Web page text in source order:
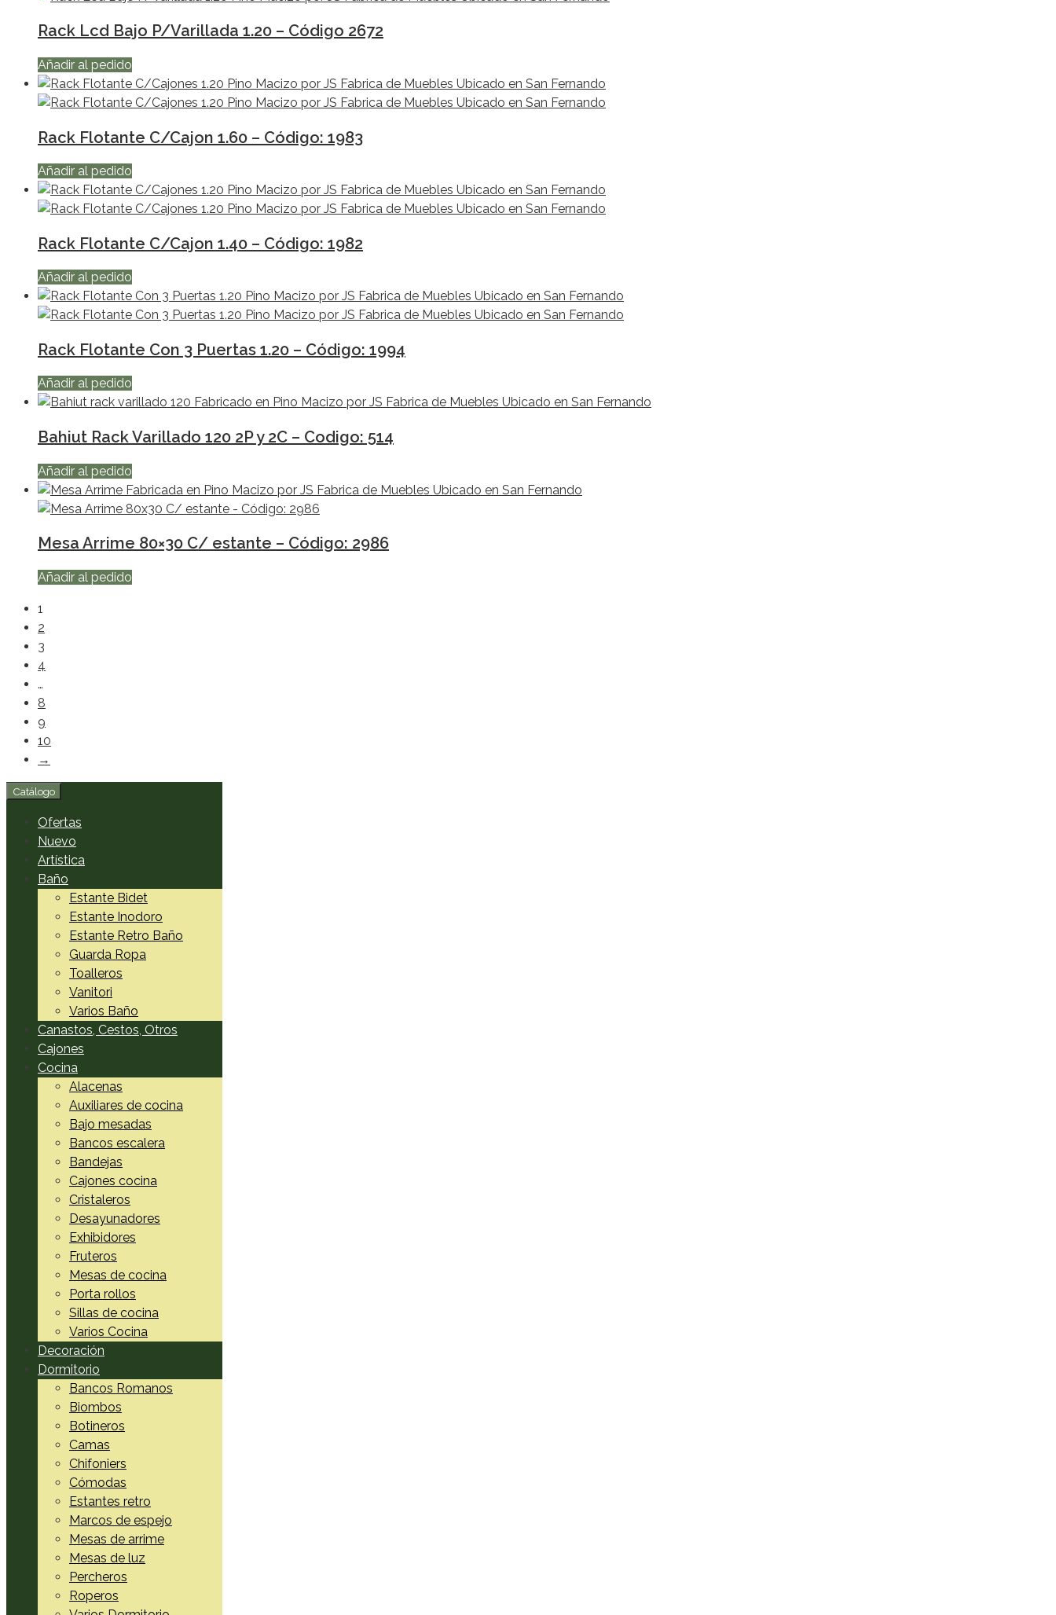
Rack Lcd Bajo P/Varillada 1.20 – Código 2672
Añadir al pedido
Rack Flotante C/Cajon 1.60 – Código: 1983
Añadir al pedido
Rack Flotante C/Cajon 1.40 – Código: 1982
Añadir al pedido
Rack Flotante Con 3 Puertas 1.20 – Código: 1994
Añadir al pedido
Bahiut Rack Varillado 120 2P y 2C – Codigo: 514
Añadir al pedido
Mesa Arrime 80×30 C/ estante – Código: 2986
Añadir al pedido
1
2
3
4
…
8
9
10
→
Catálogo
Ofertas
Nuevo
Artística
Baño
Estante Bidet
Estante Inodoro
Estante Retro Baño
Guarda Ropa
Toalleros
Vanitori
Varios Baño
Canastos, Cestos, Otros
Cajones
Cocina
Alacenas
Auxiliares de cocina
Bajo mesadas
Bancos escalera
Bandejas
Cajones cocina
Cristaleros
Desayunadores
Exhibidores
Fruteros
Mesas de cocina
Porta rollos
Sillas de cocina
Varios Cocina
Decoración
Dormitorio
Bancos Romanos
Biombos
Botineros
Camas
Chifoniers
Cómodas
Estantes retro
Marcos de espejo
Mesas de arrime
Mesas de luz
Percheros
Roperos